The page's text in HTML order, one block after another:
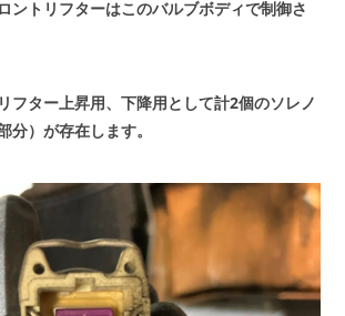
ントリフターはこのバルブボディで制御さ
フター上昇用、下降用として計2個のソレノ
分）が存在します。